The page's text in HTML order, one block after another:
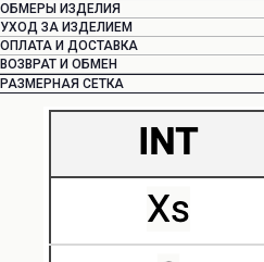
ОБМЕРЫ ИЗДЕЛИЯ
УХОД ЗА ИЗДЕЛИЕМ
ОПЛАТА И ДОСТАВКА
ВОЗВРАТ И ОБМЕН
РАЗМЕРНАЯ СЕТКА